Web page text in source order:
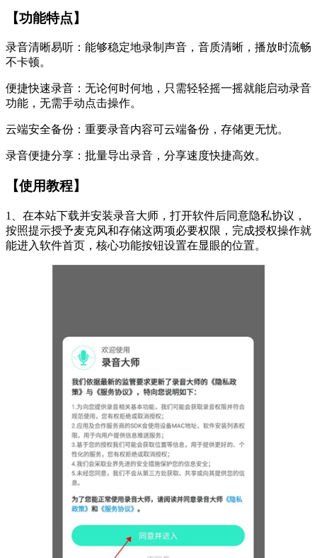
【功能特点】
录音清晰易听：能够稳定地录制声音，音质清晰，播放时流畅
不卡顿。
便捷快速录音：无论何时何地，只需轻轻摇一摇就能启动录音
功能，无需手动点击操作。
云端安全备份：重要录音内容可云端备份，存储更无忧。
录音便捷分享：批量导出录音，分享速度快捷高效。
【使用教程】
1、在本站下载并安装录音大师，打开软件后同意隐私协议，
按照提示授予麦克风和存储这两项必要权限，完成授权操作就
能进入软件首页，核心功能按钮设置在显眼的位置。